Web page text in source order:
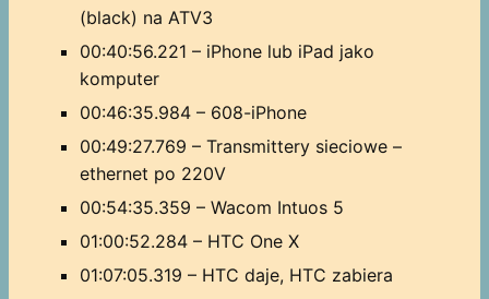
(black) na ATV3
00:40:56.221 – iPhone lub iPad jako
komputer
00:46:35.984 – 608-iPhone
00:49:27.769 – Transmittery sieciowe –
ethernet po 220V
00:54:35.359 – Wacom Intuos 5
01:00:52.284 – HTC One X
01:07:05.319 – HTC daje, HTC zabiera